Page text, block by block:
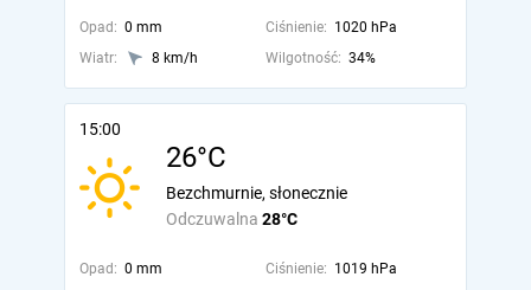
Opad: 0 mm Ciśnienie: 1020 hPa
Wiatr:
8 km/h Wilgotność: 34%
15:00
26°C
Odczuwalna 28°C
Bezchmurnie, słonecznie
Opad: 0 mm Ciśnienie: 1019 hPa